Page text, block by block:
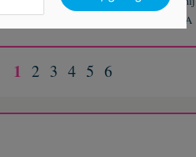
DANK VADER YESHUA
1 2 3 4 5 6